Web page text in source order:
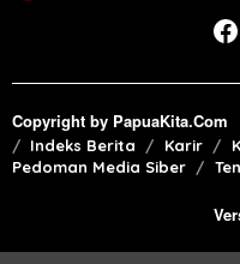
Copyright by PapuaKita.Com
Indeks Berita Karir
Pedoman Media Siber